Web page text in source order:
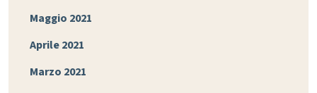
Maggio 2021
Aprile 2021
Marzo 2021